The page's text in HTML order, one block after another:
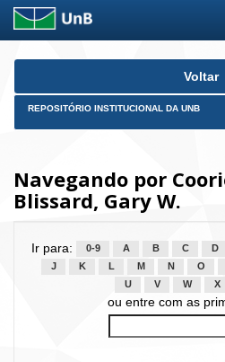
Skip
Voltar
REPOSITÓRIO INSTITUCIONAL DA UNB
Navegando por
Blissard, Gary W.
Ir para: 0-9 A B C D
J
K L M N O
U
V W X
ou entre com as